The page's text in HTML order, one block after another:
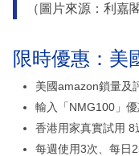
（圖片來源：利嘉閣
限時優惠：美
美國amazon鎖量及
輸入「NMG100」
香港用家真實試用 8
每週使用3次、每日